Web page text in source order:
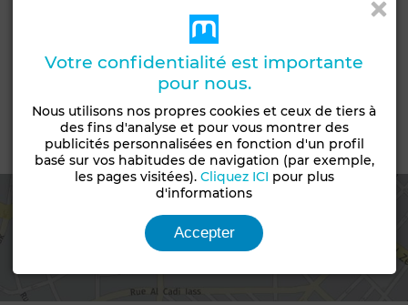
Statut du terrain
Emplacement
Voir la carte
Votre confidentialité est importante
pour nous.
Nous utilisons nos propres cookies et ceux de tiers à
des fins d'analyse et pour vous montrer des
publicités personnalisées en fonction d'un profil
basé sur vos habitudes de navigation (par exemple,
les pages visitées). Cliquez ICI pour plus
d'informations
Accepter